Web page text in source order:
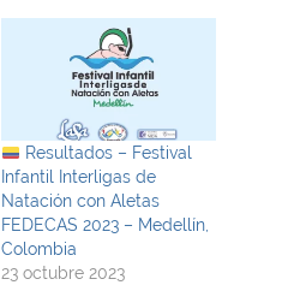
Resultados – Festival
Infantil Interligas de
Natación con Aletas
FEDECAS 2023 – Medellín,
Colombia
23 octubre 2023